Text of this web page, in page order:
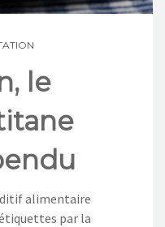
le
alimentaire
par la